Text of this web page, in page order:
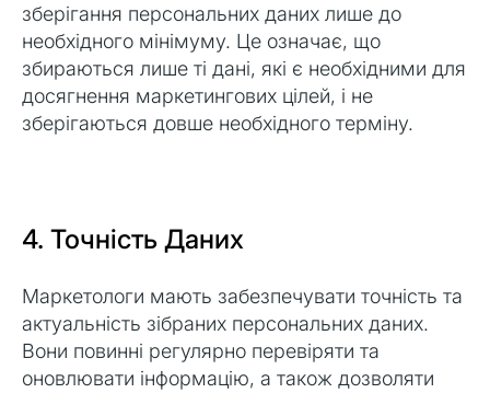
зберігання персональних даних лише до
необхідного мінімуму. Це означає, що
збираються лише ті дані, які є необхідними для
досягнення маркетингових цілей, і не
зберігаються довше необхідного терміну.
4. Точність Даних
Маркетологи мають забезпечувати точність та
актуальність зібраних персональних даних.
Вони повинні регулярно перевіряти та
оновлювати інформацію, а також дозволяти